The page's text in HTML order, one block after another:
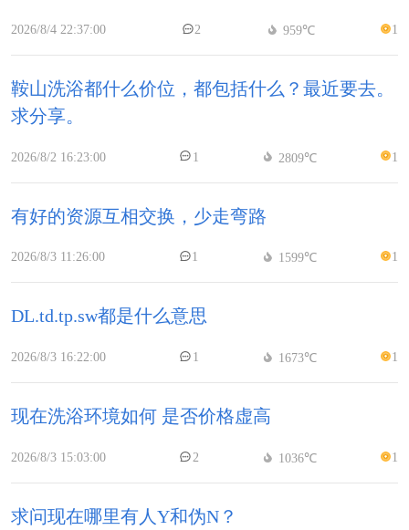
2026/8/4 22:37:00 2 959℃ 1
鞍山洗浴都什么价位，都包括什么？最近要去。
求分享。
2026/8/2 16:23:00 1 2809℃ 1
有好的资源互相交换，少走弯路
2026/8/3 11:26:00 1 1599℃ 1
DL.td.tp.sw都是什么意思
2026/8/3 16:22:00 1 1673℃ 1
现在洗浴环境如何 是否价格虚高
2026/8/3 15:03:00 2 1036℃ 1
求问现在哪里有人Y和伪N？